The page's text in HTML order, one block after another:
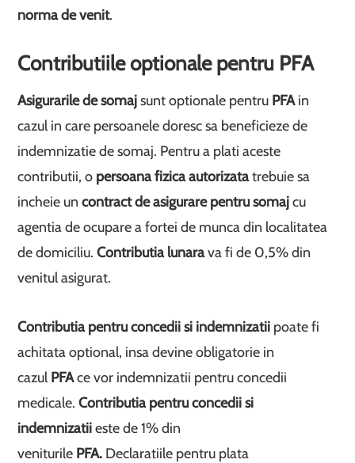
norma de venit.
Contributiile optionale pentru PFA
Asigurarile de somajsunt optionale pentru PFAin
cazul in care persoanele doresc sa beneficieze de
indemnizatie de somaj. Pentru a plati aceste
contributii, o persoana fizica autorizatatrebuie sa
incheie uncontract de asigurare pentru somajcu
agentia de ocupare a fortei de munca din localitatea
de domiciliu.Contributia lunarava fi de 0,5% din
venitul asigurat.
Contributia pentru concedii si indemnizatii poate fi
achitata optional, insa devine obligatorie in
cazul PFAce vor indemnizatii pentru concedii
medicale.Contributia pentru concedii si
indemnizatiieste de 1% din
veniturile PFA. Declaratiile pentru plata